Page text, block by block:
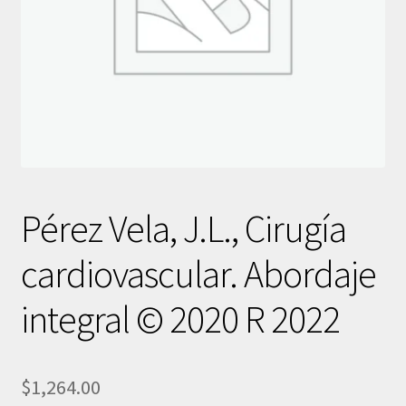
Pérez Vela, J.L., Cirugía
cardiovascular. Abordaje
integral © 2020 R 2022
$1,264.00